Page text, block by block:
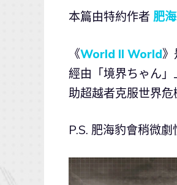
本篇由特約作者 肥
《World II World
經由「境界ちゃん
助超越者克服世界危
P.S. 肥海豹會稍微劇